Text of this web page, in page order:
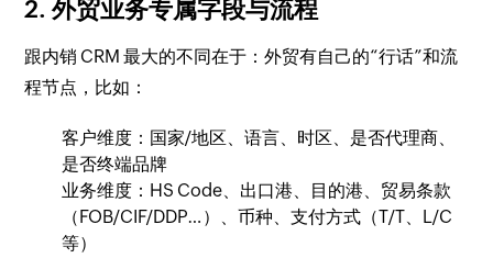
2. 外贸业务专属字段与流程
跟内销 CRM 最大的不同在于：外贸有自己的“行话”和流
程节点，比如：
客户维度：国家/地区、语言、时区、是否代理商、
是否终端品牌
业务维度：HS Code、出口港、目的港、贸易条款
（FOB/CIF/DDP…）、币种、支付方式（T/T、L/C
等）